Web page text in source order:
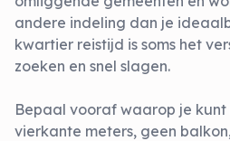
andere indeling dan je
kwartier reistijd is soms het
zoeken en snel slagen.
Bepaal vooraf waarop je kunt
vierkante meters, geen